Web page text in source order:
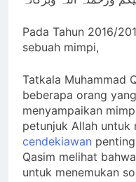
Pada Tahun 2016/
sebuah mimpi,
Tatkala Muhammad
beberapa orang
menyampaikan
petunjuk Allah untuk
cendekiawan
Qasim melihat
untuk menemukan